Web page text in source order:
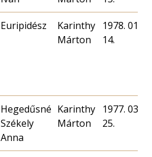
Euripidész
Karinthy
Márton
1978. 01.
14.
Hegedűsné
Székely
Anna
Karinthy
Márton
1977. 03.
25.